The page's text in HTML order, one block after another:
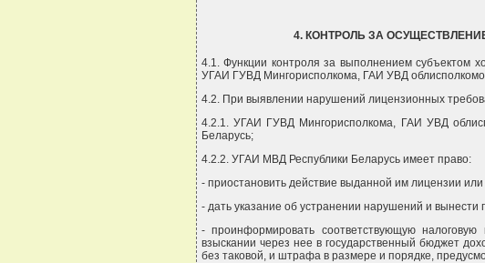
4. КОНТРОЛЬ ЗА
4.1. Функции контроля за выполнением субъектом
УГАИ ГУВД Мингорисполкома, ГАИ УВД
4.2. При выявлении нарушений лицензионных
4.2.1. УГАИ ГУВД Мингорисполкома, ГАИ УВД
Беларусь;
4.2.2. УГАИ МВД Республики Беларусь имеет право:
- приостановить действие выданной им лицензии
- дать указание об устранении нарушений и
- проинформировать соответствующую
взыскании через нее в государственный бюджет
без таковой, и штрафа в размере и порядке,